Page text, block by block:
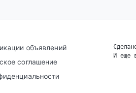
объявлений
соглашение
И еще